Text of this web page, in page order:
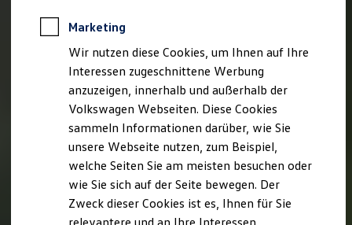
Software, Konnektivität & Apps
California App
VW Connect für Ihren ID. Buzz
VW Connect für Ihren Transporter/Caravelle
VW Connect für Ihren Amarok
VW Connect für andere Modelle
Connect Pro
Fleet Interface Data
Multistop Pathfinder
Übersicht Software Updates
Hilfreiches für Besitzer
Fahrerassistenz- und Sicherheitssysteme
Kontrollleuchten
Kurzfahrprofile und Ölverdünnung
Marketing
Wir nutzen diese Cookies, um Ihnen auf Ihre
Interessen zugeschnittene Werbung
anzuzeigen, innerhalb und außerhalb der
Volkswagen Webseiten. Diese Cookies
sammeln Informationen darüber, wie Sie
unsere Webseite nutzen, zum Beispiel,
welche Seiten Sie am meisten besuchen oder
wie Sie sich auf der Seite bewegen. Der
Zweck dieser Cookies ist es, Ihnen für Sie
relevantere und an Ihre Interessen